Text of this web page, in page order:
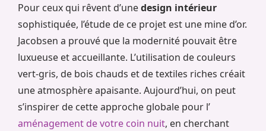
Pour ceux qui rêvent d’unedesign intérieur
sophistiquée, l’étude de ce projet est une mine d’or.
Jacobsen a prouvé que la modernité pouvait être
luxueuse et accueillante. L’utilisation de couleurs
vert-gris, de bois chauds et de textiles riches créait
une atmosphère apaisante. Aujourd’hui, on peut
s’inspirer de cette approche globale pour l’
aménagement de votre coin nuit, en cherchant